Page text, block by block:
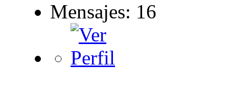
Mensajes: 16